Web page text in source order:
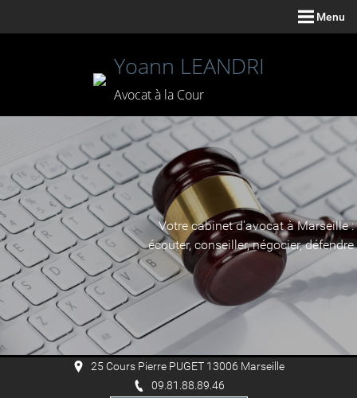
Menu
Yoann LEANDRI
Avocat à la Cour
Votre cabinet d'avocat à Marseille :
écouter, conseiller, négocier, défendre
25 Cours Pierre PUGET 13006 Marseille
09.81.88.89.46